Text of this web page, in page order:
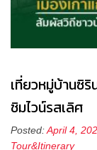
เที่ยวหมู่บ้านซิ
ชิมไวน์รสเลิศ
Posted:April 4,
Tour&Itinerary